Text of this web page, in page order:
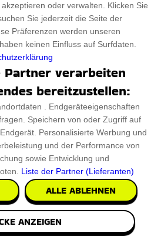
handgefertigte
die Schönheit der Spo
€49.99
Herren Parfuem
des James Bond 007
Mischung aus Klasse
oder verwalten. Klicken Sie
Sie jederzeit die Seite der
Präferenzen werden unseren
keinen Einfluss auf Surfdaten.
verarbeiten
bereitzustellen:
. Endgeräteeigenschaften
Speichern von oder Zugriff auf
Personalisierte Werbung und
und der Performance von
sowie Entwicklung und
Liste der Partner (Lieferanten)
ALLE ABLEHNEN
ANZEIGEN